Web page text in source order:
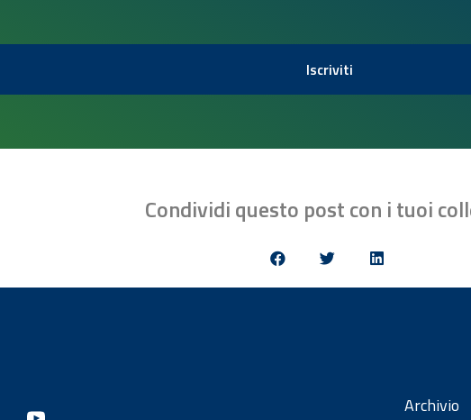
Iscriviti
Condividi questo post con i tuoi
Archivio